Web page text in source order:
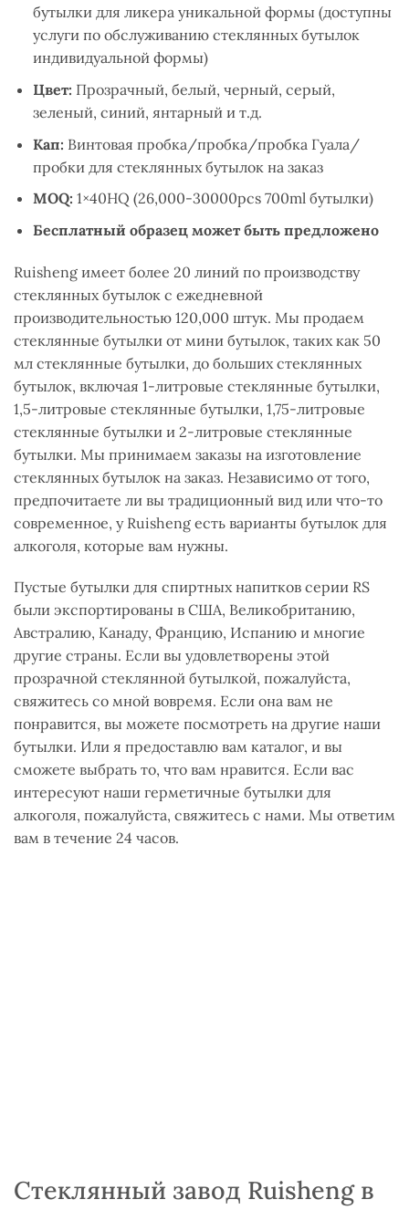
бутылки для ликера уникальной формы (доступны
услуги по обслуживанию стеклянных бутылок
индивидуальной формы)
Цвет: Прозрачный, белый, черный, серый,
зеленый, синий, янтарный и т.д.
Кап: Винтовая пробка/пробка/пробка Гуала/
пробки для стеклянных бутылок на заказ
MOQ: 1×40HQ (26,000-30000pcs 700ml бутылки)
Бесплатный образец может быть предложено
Ruisheng имеет более 20 линий по производству
стеклянных бутылок с ежедневной
производительностью 120,000 штук. Мы продаем
стеклянные бутылки от мини бутылок, таких как 50
мл стеклянные бутылки, до больших стеклянных
бутылок, включая 1-литровые стеклянные бутылки,
1,5-литровые стеклянные бутылки, 1,75-литровые
стеклянные бутылки и 2-литровые стеклянные
бутылки. Мы принимаем заказы на изготовление
стеклянных бутылок на заказ. Независимо от того,
предпочитаете ли вы традиционный вид или что-то
современное, у Ruisheng есть варианты бутылок для
алкоголя, которые вам нужны.
Пустые бутылки для спиртных напитков серии RS
были экспортированы в США, Великобританию,
Австралию, Канаду, Францию, Испанию и многие
другие страны. Если вы удовлетворены этой
прозрачной стеклянной бутылкой, пожалуйста,
свяжитесь со мной вовремя. Если она вам не
понравится, вы можете посмотреть на другие наши
бутылки. Или я предоставлю вам каталог, и вы
сможете выбрать то, что вам нравится. Если вас
интересуют наши герметичные бутылки для
алкоголя, пожалуйста, свяжитесь с нами. Мы ответим
вам в течение 24 часов.
Стеклянный завод Ruisheng в